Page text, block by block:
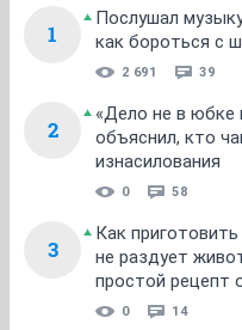
1
Послушал
как бороться с
2 691 39
2
«Дело не в юбке
объяснил, кто
изнасилования
0 58
3
Как
не раздует
простой рецепт
0 14